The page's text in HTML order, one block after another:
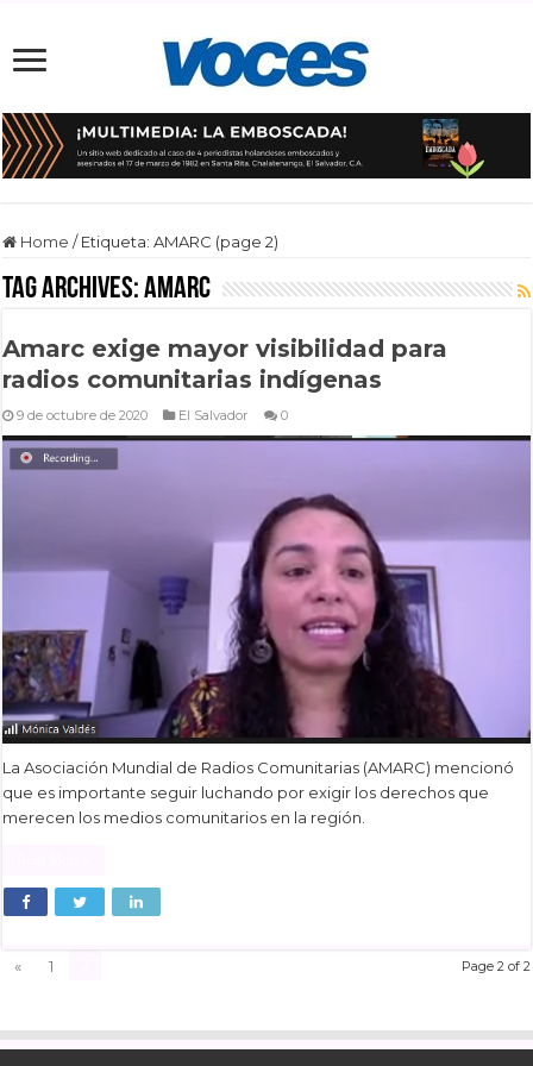
Home / Etiqueta:AMARC (page 2)
Tag Archives:AMARC
Amarc exige mayor visibilidad para
radios comunitarias indígenas
9 de octubre de 2020 El Salvador 0
La Asociación Mundial de Radios Comunitarias (AMARC) mencionó
que es importante seguir luchando por exigir los derechos que
merecen los medios comunitarios en la región.
Page 2 of 2
« 1